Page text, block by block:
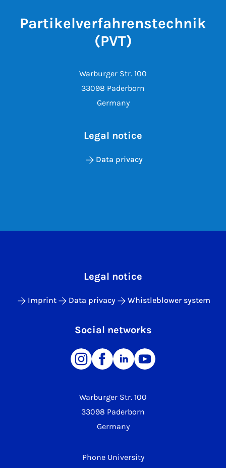
Partikelverfahrenstechnik
(PVT)
Warburger Str. 100
33098 Paderborn
Germany
Legal notice
Data privacy
Warburger Str. 100
33098 Paderborn
Germany
Phone University
Legal notice
Imprint Data privacy Whistleblower system
Social networks